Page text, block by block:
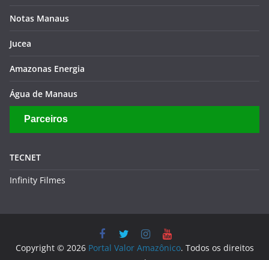
Notas Manaus
Jucea
Amazonas Energia
Água de Manaus
Parceiros
TECNET
Infinity Filmes
Copyright © 2026 Portal Valor Amazônico. Todos os direitos